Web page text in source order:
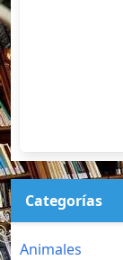
Categorías
Animales